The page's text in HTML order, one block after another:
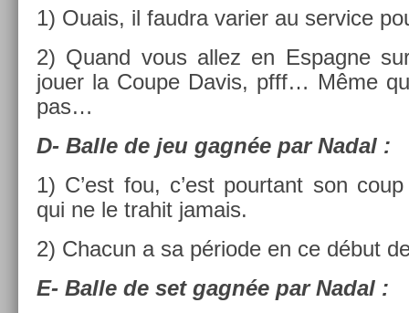
1) Ouais, il faud­ra vari­er au ser­vice
2) Quand vous allez en Es­pagne
jouer la Coupe Davis, pfff… Même
pas…
D- Balle de jeu gagnée par Nadal :
1) C’est fou, c’est pour­tant son
qui ne le trahit jamais.
2) Chacun a sa période en ce début
E- Balle de set gagnée par Nadal :